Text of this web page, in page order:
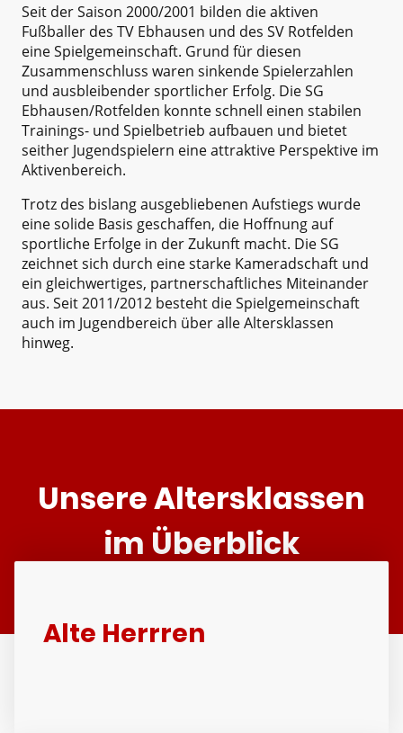
Seit der Saison 2000/2001 bilden die aktiven
Fußballer des TV Ebhausen und des SV Rotfelden
eine Spielgemeinschaft. Grund für diesen
Zusammenschluss waren sinkende Spielerzahlen
und ausbleibender sportlicher Erfolg. Die SG
Ebhausen/Rotfelden konnte schnell einen stabilen
Trainings- und Spielbetrieb aufbauen und bietet
seither Jugendspielern eine attraktive Perspektive im
Aktivenbereich.
Trotz des bislang ausgebliebenen Aufstiegs wurde
eine solide Basis geschaffen, die Hoffnung auf
sportliche Erfolge in der Zukunft macht. Die SG
zeichnet sich durch eine starke Kameradschaft und
ein gleichwertiges, partnerschaftliches Miteinander
aus. Seit 2011/2012 besteht die Spielgemeinschaft
auch im Jugendbereich über alle Altersklassen
hinweg.
Unsere Altersklassen
im Überblick
Alte Herrren